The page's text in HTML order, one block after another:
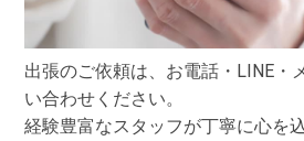
出張のご依頼は、お電話・LINE・
い合わせください。
経験豊富なスタッフが丁寧に心を